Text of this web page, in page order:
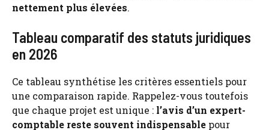
nettement plus élevées.
Tableau comparatif des statuts juridiques
en 2026
Ce tableau synthétise les critères essentiels pour
une comparaison rapide. Rappelez-vous toutefois
que chaque projet est unique : l’avis d’un expert-
comptable reste souvent indispensable pour